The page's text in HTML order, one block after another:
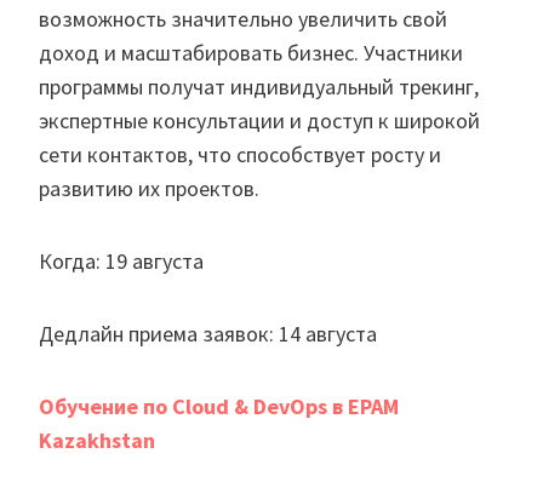
возможность значительно увеличить свой
доход и масштабировать бизнес. Участники
программы получат индивидуальный трекинг,
экспертные консультации и доступ к широкой
сети контактов, что способствует росту и
развитию их проектов.
Когда: 19 августа
Дедлайн приема заявок: 14 августа
Обучение по Cloud & DevOps в EPAM
Kazakhstan